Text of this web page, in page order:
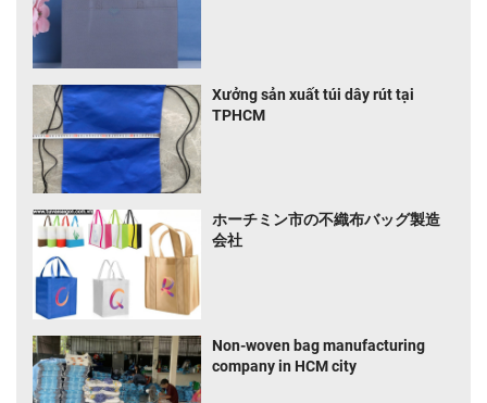
Xưởng sản xuất túi dây rút tại
TPHCM
ホーチミン市の不織布バッグ製造
会社
Non-woven bag manufacturing
company in HCM city